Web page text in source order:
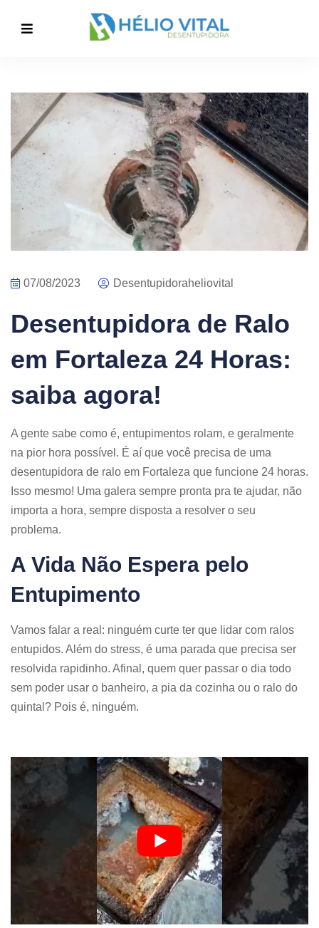
07/08/2023 Desentupidoraheliovital
Desentupidora de Ralo
em Fortaleza 24 Horas:
saiba agora!
A gente sabe como é, entupimentos rolam, e geralmente
na pior hora possível. É aí que você precisa de uma
desentupidora de ralo em Fortaleza que funcione 24 horas.
Isso mesmo! Uma galera sempre pronta pra te ajudar, não
importa a hora, sempre disposta a resolver o seu
problema.
A Vida Não Espera pelo
Entupimento
Vamos falar a real: ninguém curte ter que lidar com ralos
entupidos. Além do stress, é uma parada que precisa ser
resolvida rapidinho. Afinal, quem quer passar o dia todo
sem poder usar o banheiro, a pia da cozinha ou o ralo do
quintal? Pois é, ninguém.